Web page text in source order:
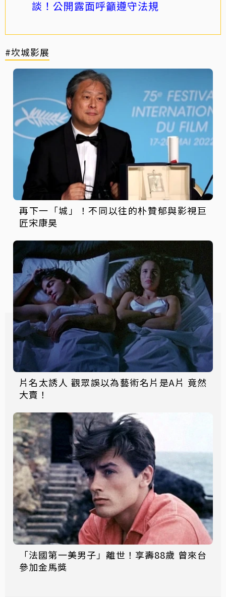
談！公開露面呼籲遵守法規
#坎城影展
再下一「城」！不同以往的朴贊郁與影視巨
匠宋康昊
片名太誘人 觀眾誤以為藝術名片是A片 竟然
大賣！
「法國第一美男子」離世！享壽88歲 曾來台
參加金馬獎